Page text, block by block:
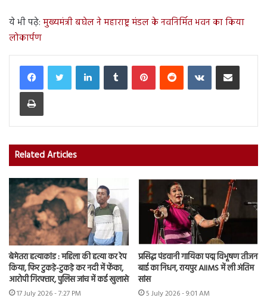
ये भी पढ़े: मुख्यमंत्री बघेल ने महाराष्ट्र मंडल के नवनिर्मित भवन का किया
लोकार्पण
LinkedInTumblr PinterestReddit VKontakteShare via Email
Print
Related Articles
बेमेतरा हत्याकांड : महिला की हत्या कर रेप
किया, फिर टुकड़े-टुकड़े कर नदी में फेंका,
आरोपी गिरफ्तार, पुलिस जांच में कई खुलासे
17 July 2026 - 7:27 PM
प्रसिद्ध पंडवानी गायिका पद्म विभूषण तीजन
बाई का निधन, रायपुर AIIMS में ली अंतिम
सांस
5 July 2026 - 9:01 AM